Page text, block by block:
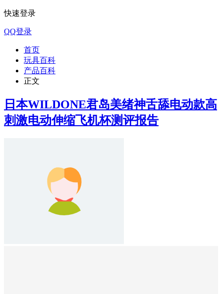
快速登录
QQ登录
首页
玩具百科
产品百科
正文
日本WILDONE君岛美绪神舌舔电动款高
刺激电动伸缩飞机杯测评报告